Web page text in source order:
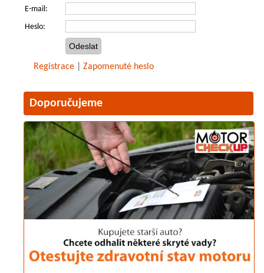
E-mail:
Heslo:
Registrace Zapomenuté heslo
Doporučujeme